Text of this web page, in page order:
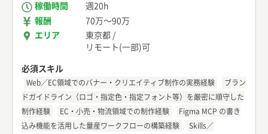
稼働時間
週20h
報酬
70万〜90万
エリア
東京都 /
リモート(一部)可
必須スキル
Web／EC領域でのバナー・クリエイティブ制作の実務経験
ブラン
ドガイドライン（ロゴ・指定色・指定フォント等）を厳密に順守した
制作経験
EC・小売・物流領域での制作経験
Figma MCP の書き
込み機能を活用した量産ワークフローの構築経験
Skills／